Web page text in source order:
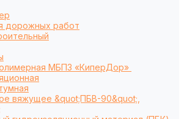
дорожных работ
МБПЗ «КиперДор»
вяжущее &quot;ПБВ-90&quot;,